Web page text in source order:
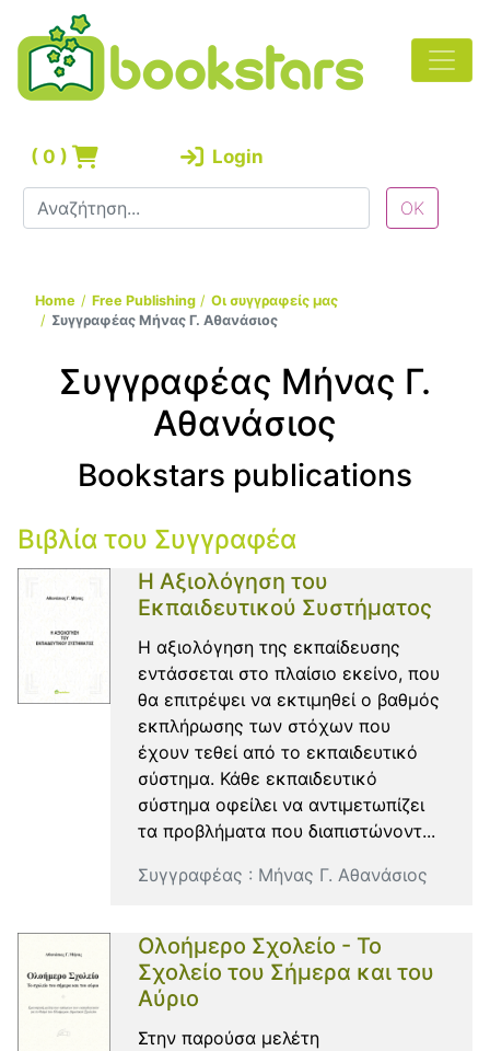
( 0 ) Login
Home Free Publishing
Οι συγγραφείς μας
Συγγραφέας Μήνας Γ. Αθανάσιος
Συγγραφέας Μήνας Γ.
Αθανάσιος
Bookstars publications
Βιβλία του Συγγραφέα
Η Αξιολόγηση του
Εκπαιδευτικού Συστήματος
Η αξιολόγηση της εκπαίδευσης
εντάσσεται στο πλαίσιο εκείνο, που
θα επιτρέψει να εκτιμηθεί ο βαθμός
εκπλήρωσης των στόχων που
έχουν τεθεί από το εκπαιδευτικό
σύστημα. Κάθε εκπαιδευτικό
σύστημα οφείλει να αντιμετωπίζει
τα προβλήματα που διαπιστώνοντ...
Συγγραφέας : Μήνας Γ. Αθανάσιος
Ολοήμερο Σχολείο - Το
Σχολείο του Σήμερα και του
Αύριο
Στην παρούσα μελέτη